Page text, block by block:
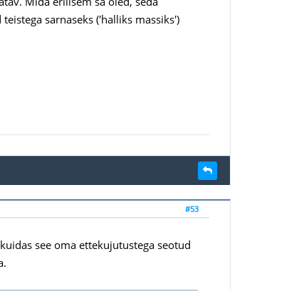
sarnaseks ('halliks massiks')
#53
see oma ettekujutustega seotud